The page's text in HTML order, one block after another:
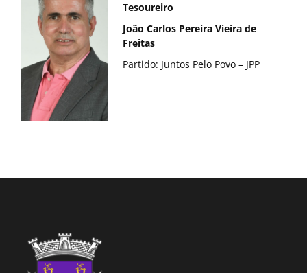
Tesoureiro
João Carlos Pereira Vieira de
Freitas
Partido: Juntos Pelo Povo – JPP